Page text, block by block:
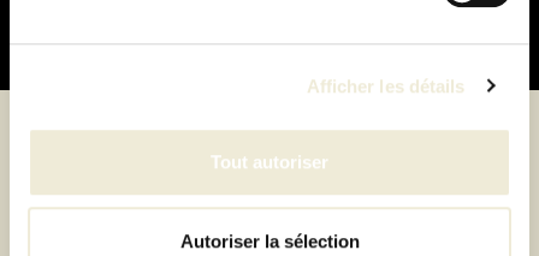
Afficher les détails
Tout autoriser
Autoriser la sélection